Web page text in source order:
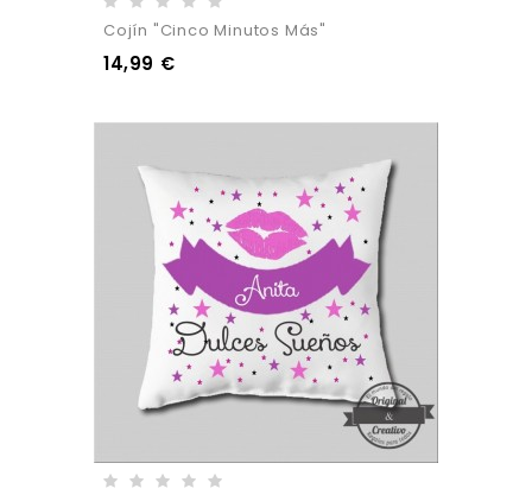
Cojín "cinco Minutos Más"
14,99 €